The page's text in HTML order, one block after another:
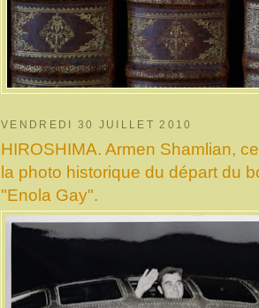
VENDREDI 30 JUILLET 2010
HIROSHIMA. Armen Shamlian,
la photo historique du départ du
"Enola Gay".